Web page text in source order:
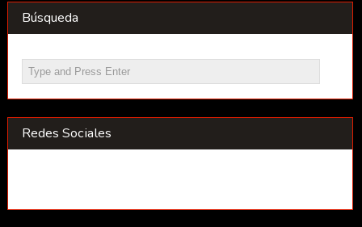
Búsqueda
Redes Sociales